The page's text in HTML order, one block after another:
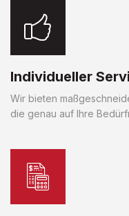
Individueller
Wir bieten
die genau auf Ihre